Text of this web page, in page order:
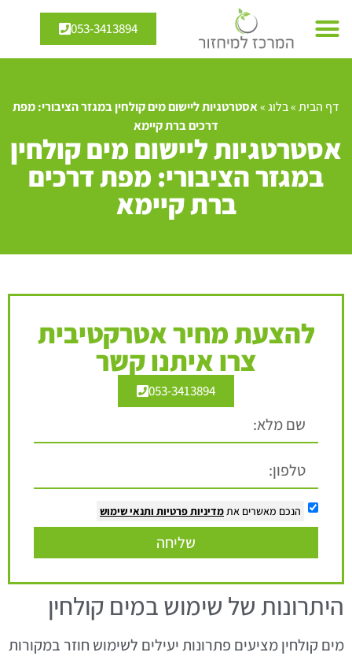
053-3413894
דף הבית»בלוג»אסטרטגיות ליישום מים קולחין במגזר הציבורי: מפת
דרכים ברת קיימא
אסטרטגיות ליישום מים קולחין
במגזר הציבורי: מפת דרכים
ברת קיימא
להצעת מחיר אטרקטיבית
צרו איתנו קשר
053-3413894
הנכם מאשרים את מדיניות פרטיות ותנאי שימוש
שליחה
היתרונות של שימוש במים קולחין
מים קולחין מציעים פתרונות יעילים לשימוש חוזר במקורות